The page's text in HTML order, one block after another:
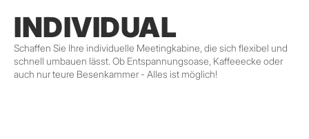
INDIVIDUAL
Schaffen Sie Ihre individuelle Meetingkabine, die sich flexibel und
schnell umbauen lässt. Ob Entspannungsoase, Kaffeeecke oder
auch nur teure Besenkammer - Alles ist möglich!